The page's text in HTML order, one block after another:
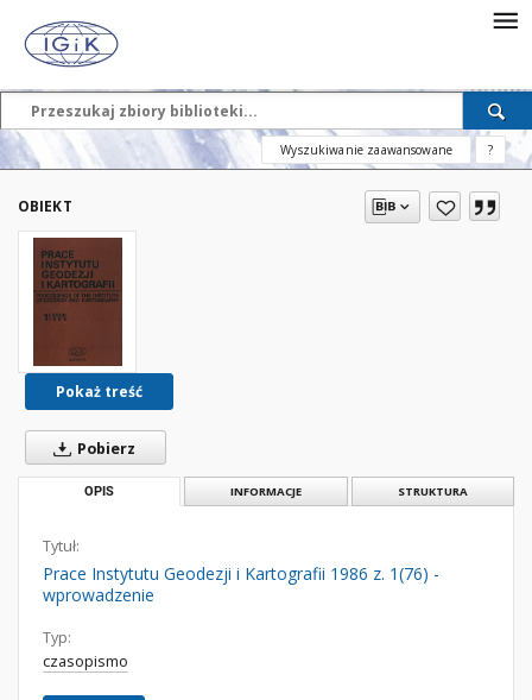
Wyszukiwanie zaawansowane ?
OBIEKT
Pokaż treść
Pobierz
OPIS INFORMACJE STRUKTURA
Tytuł:
Prace Instytutu Geodezji i Kartografii 1986 z. 1(76) -
wprowadzenie
Typ:
czasopismo